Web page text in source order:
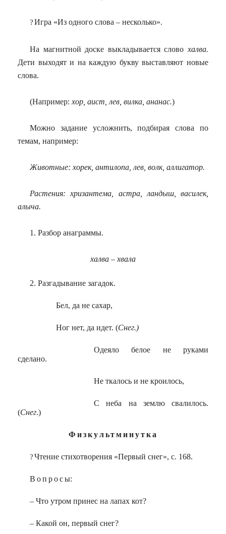
?Игра «Из одного слова – несколько».
На магнитной доске выкладывается слово халва.
Дети выходят и на каждую букву выставляют новые
слова.
(Например: хор, аист, лев, вилка, ананас.)
Можно задание усложнить, подбирая слова по
темам, например:
Животные: хорек, антилопа, лев, волк, аллигатор.
Растения: хризантема, астра, ландыш, василек,
алыча.
1. Разбор анаграммы.
халва – хвала
2. Разгадывание загадок.
Бел, да не сахар,
Ног нет, да идет. (Снег.)
Одеяло белое не руками
сделано.
Не ткалось и не кроилось,
С неба на землю свалилось.
(Снег.)
Физкультминутка
?Чтение стихотворения «Первый снег», с. 168.
Вопросы:
– Что утром принес на лапах кот?
– Какой он, первый снег?